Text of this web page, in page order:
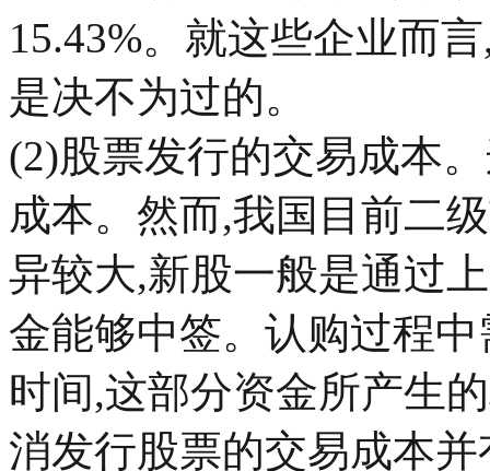
15.43%。就这些企业而
是决不为过的。
(2)股票发行的交易成本
成本。然而,我国目前二
异较大,新股一般是通过
金能够中签。认购过程
时间,这部分资金所产生
消发行股票的交易成本并